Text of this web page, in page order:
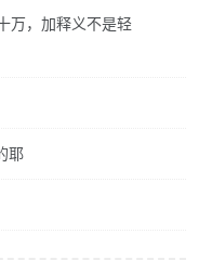
万，加释义不是轻
耶